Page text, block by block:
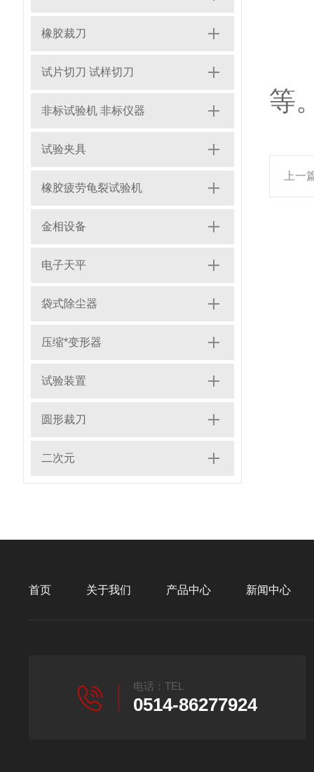
橡胶裁刀
试片切刀 试样切刀
非标试验机 非标仪器
试验夹具
橡胶疲劳龟裂试验机
金相设备
电子天平
袋式除尘器
压缩*变形器
试验装置
圆形裁刀
二次元
等
上一
首页 关于我们 产品中心 新闻中心
电话：TEL
0514-86277924